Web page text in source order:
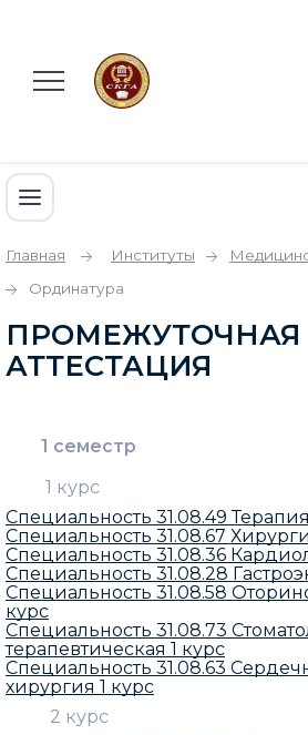
Главная Институты
Ординатура
ПРОМЕЖУТОЧНАЯ
АТТЕСТАЦИЯ
1 семестр
1 курс
Специальность 31.08.49
Специальность 31.08.67
Специальность 31.08.36
Специальность 31.08.28
Специальность 31.08.58
курс
Специальность 31.08.73
терапевтическая 1 курс
Специальность 31.08.63
хирургия 1 курс
2 курс